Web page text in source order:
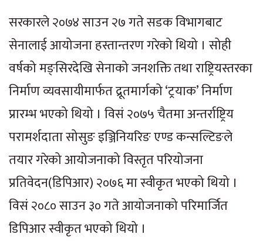
सरकारले २०७४ साउन २७ गते सडक विभागबाट
सेनालाई आयोजना हस्तान्तरण गरेको थियो । सोही
वर्षको मङ्सिरदेखि सेनाको जनशक्ति तथा राष्ट्रियस्तरका
निर्माण व्यवसायीमार्फत द्रूतमार्गको ‘ट्रयाक’ निर्माण
प्रारम्भ भएको थियो । विसं २०७५ चैतमा अन्तर्राष्ट्रिय
परामर्शदाता सोसुङ इञ्जिनियरिङ एण्ड कन्सल्टिङले
तयार गरेको आयोजनाको विस्तृत परियोजना
प्रतिवेदन(डिपिआर) २०७६ मा स्वीकृत भएको थियो ।
विसं २०८० साउन ३० गते आयोजनाको परिमार्जित
डिपिआर स्वीकृत भएको थियो ।